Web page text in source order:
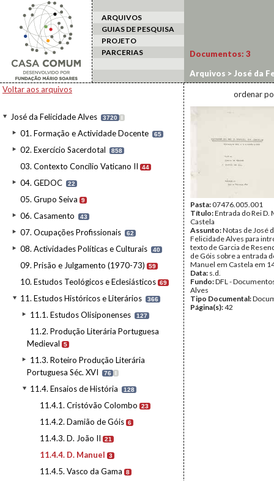
ARQUIVOS
GUIAS DE PESQUISA
PROJETO
PARCERIAS
Voltar aos arquivos
José da Felicidade Alves 3720 I
01. Formação e Actividade Docente 65
02. Exercício Sacerdotal 858
03. Contexto Concílio Vaticano II 44
04. GEDOC 22
05. Grupo Seiva 9
06. Casamento 43
07. Ocupações Profissionais 62
08. Actividades Políticas e Culturais 40
09. Prisão e Julgamento (1970-73) 59
10. Estudos Teológicos e Eclesiásticos 69
11. Estudos Históricos e Literários 366
11.1. Estudos Olisiponenses 127
11.2. Produção Literária Portuguesa
Medieval
5
11.3. Roteiro Produção Literária
Portuguesa Séc. XVI
76 I
11.4. Ensaios de História 128
11.4.1. Cristóvão Colombo 23
11.4.2. Damião de Góis 6
11.4.3. D. João II 21
11.4.4. D. Manuel 3
11.4.5. Vasco da Gama 8
Documentos: 3
Arquivos > José da
11.4.4. D. Manuel
ordenar
Pasta:07476.005.001
Título:Entrada do Rei D.
Castela
Assunto:Notas de José
Felicidade Alves para
texto de Garcia de
de Góis sobre a entrada
Manuel em Castela em
Data: s.d.
Fundo:DFL -
Alves
Tipo Documental:
Página(s):42